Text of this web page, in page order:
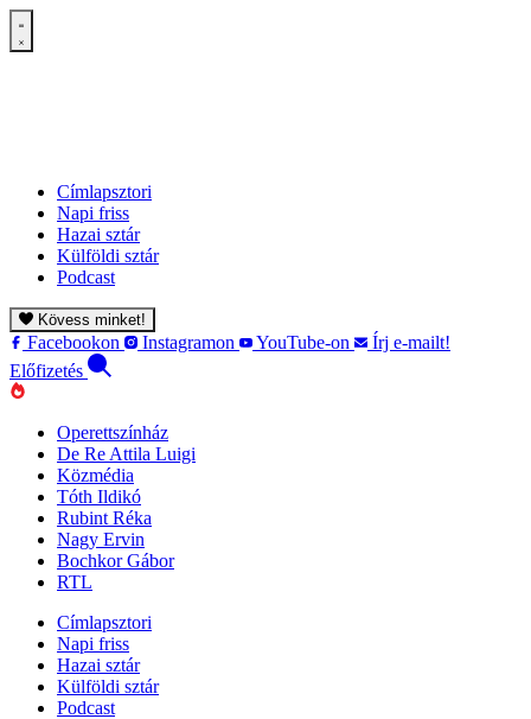
Címlapsztori
Napi friss
Hazai sztár
Külföldi sztár
Podcast
Kövess minket!
Facebookon Instagramon YouTube-on
Írj e-mailt!
Előfizetés
Operettszínház
De Re Attila Luigi
Közmédia
Tóth Ildikó
Rubint Réka
Nagy Ervin
Bochkor Gábor
RTL
Címlapsztori
Napi friss
Hazai sztár
Külföldi sztár
Podcast